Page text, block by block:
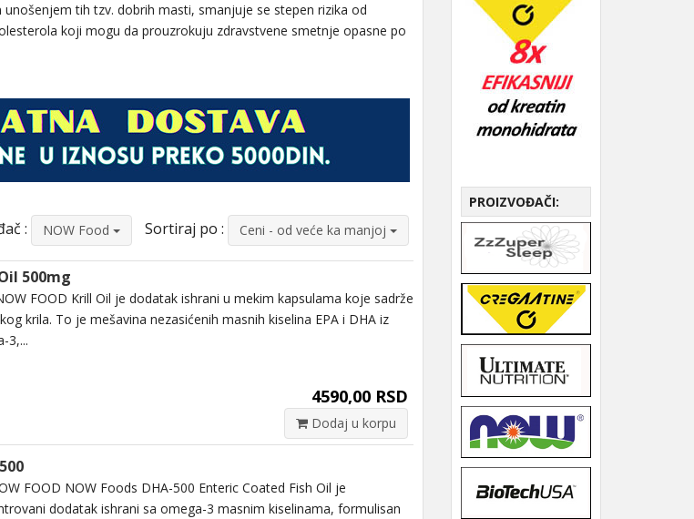
tih tzv. dobrih masti, smanjuje se stepen rizika od
koji mogu da prouzrokuju zdravstvene smetnje opasne po
: NOW Food Sortiraj po : Ceni - od veće ka manjoj
500mg
FOOD Krill Oil je dodatak ishrani u mekim kapsulama koje sadrže
krila. To je mešavina nezasićenih masnih kiselina EPA i DHA iz
3,...
4590,00 RSD
Dodaj u korpu
FOOD NOW Foods DHA-500 Enteric Coated Fish Oil je
dodatak ishrani sa omega-3 masnim kiselinama, formulisan
PROIZVOĐAČI: